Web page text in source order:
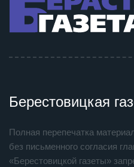
Берестовицкая
Полная перепечатка
без письменного согласия
«Берестовицкой газеты»